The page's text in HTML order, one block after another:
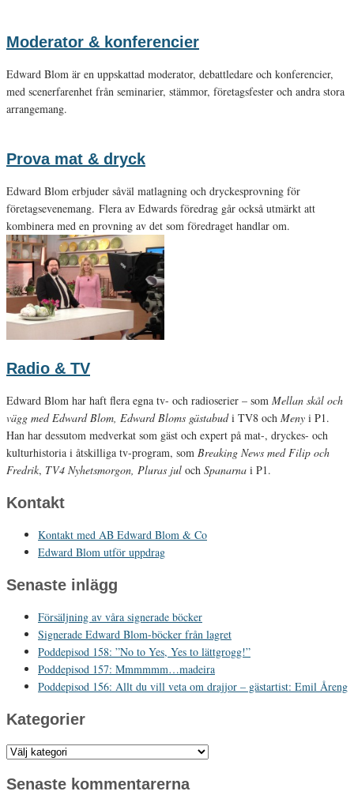
Moderator & konferencier
Edward Blom är en uppskattad moderator, debattledare och konferencier,
med scenerfarenhet från seminarier, stämmor, företagsfester och andra stora
arrangemang.
Prova mat & dryck
Edward Blom erbjuder såväl matlagning och dryckesprovning för
företagsevenemang. Flera av Edwards föredrag går också utmärkt att
kombinera med en provning av det som föredraget handlar om.
Radio & TV
Edward Blom har haft flera egna tv- och radioserier – som Mellan skål och
vägg med Edward Blom, Edward Bloms gästabudi TV8 och Meny i P1.
Han har dessutom medverkat som gäst och expert på mat-, dryckes- och
kulturhistoria i åtskilliga tv-program, som Breaking News med Filip och
Fredrik, TV4 Nyhetsmorgon, Pluras jul och Spanarna i P1.
Kontakt
Kontakt med AB Edward Blom & Co
Edward Blom utför uppdrag
Senaste inlägg
Försäljning av våra signerade böcker
Signerade Edward Blom-böcker från lagret
Poddepisod 158: ”No to Yes, Yes to lättgrogg!”
Poddepisod 157: Mmmmmm…madeira
Poddepisod 156: Allt du vill veta om drajjor – gästartist: Emil Åreng
Kategorier
Kategorier
Senaste kommentarerna